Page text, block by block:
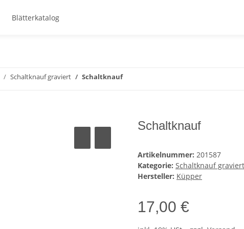
Blätterkatalog
Schaltknauf graviert Schaltknauf
Schaltknauf
Artikelnummer: 201587
Kategorie: Schaltknauf graviert
Hersteller: Küpper
17,00 €